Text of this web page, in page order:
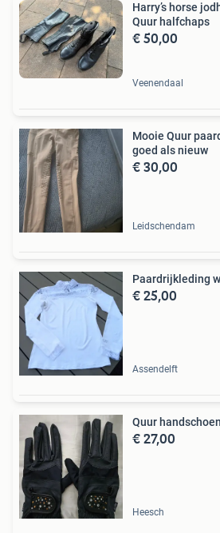
Harry’s horse
Quur halfchaps
€ 50,00
Veenendaal
Mooie Quur
goed als nieuw
€ 30,00
Leidschendam
Paardrijkleding
€ 25,00
Assendelft
Quur
€ 27,00
Heesch